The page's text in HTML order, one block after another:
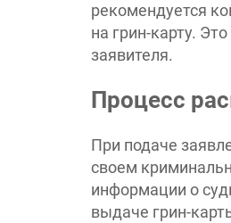
рекомендуется
на грин-карту.
заявителя.
Процесс
При подаче
своем
информации о
выдаче грин-